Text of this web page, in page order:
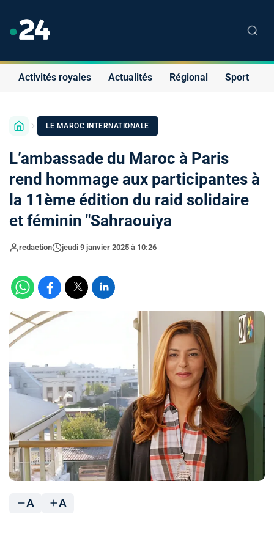
Activités royales Actualités Régional Sport
LE MAROC INTERNATIONALE
L’ambassade du Maroc à Paris
rend hommage aux participantes à
la 11ème édition du raid solidaire
et féminin "Sahraouiya
redaction jeudi 9 janvier 2025 à 10:26
A A